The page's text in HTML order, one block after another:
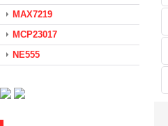
MAX7219
MCP23017
NE555